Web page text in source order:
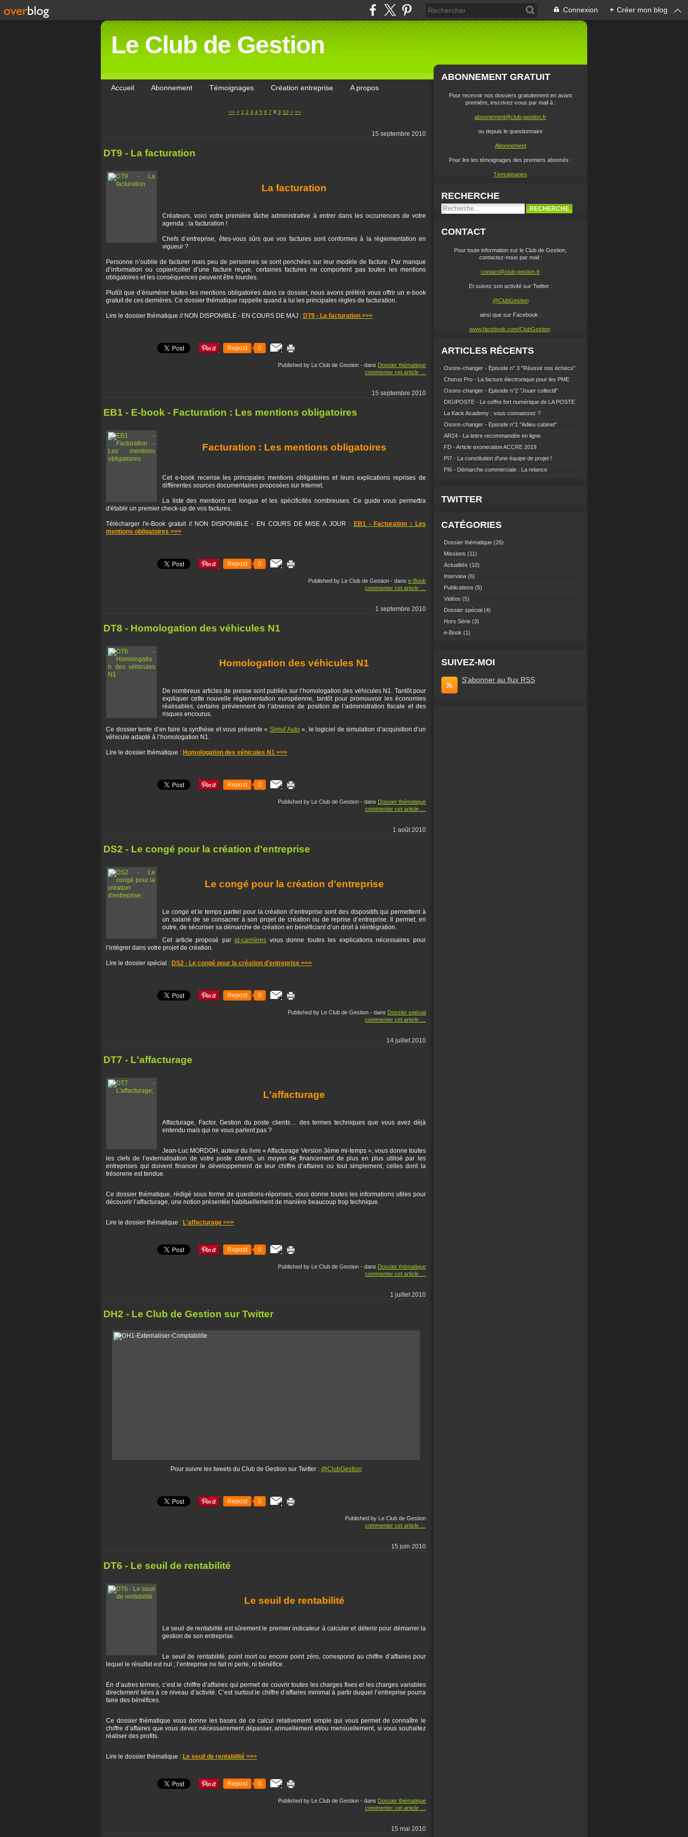
Connexion + Créer mon blog
Le Club de Gestion
Accueil Abonnement Témoignages Création entreprise A propos
<< < 1 2 3 4 5 6 7 8 9 10 > >>
15 septembre 2010
DT9 - La facturation
La facturation
Créateurs, voici votre première tâche administrative à entrer dans les occurrences de votre
agenda : la facturation !
Chefs d’entreprise, êtes-vous sûrs que vos factures sont conformes à la règlementation en
vigueur ?
Personne n’oublie de facturer mais peu de personnes se sont penchées sur leur modèle de facture. Par manque
d’information ou copier/coller d’une facture reçue, certaines factures ne comportent pas toutes les mentions
obligatoires et les conséquences peuvent être lourdes.
Plutôt que d’énumérer toutes les mentions obligatoires dans ce dossier, nous avons préféré vous offrir un e-book
gratuit de ces dernières. Ce dossier thématique rappelle quand à lui les principales règles de facturation.
Lire le dossier thématique // NON DISPONIBLE - EN COURS DE MAJ : DT9 - La facturation >>>
Repost 0
Published by Le Club de Gestion - dans Dossier thématique
commenter cet article
15 septembre 2010
EB1 - E-book - Facturation : Les mentions obligatoires
Facturation : Les mentions obligatoires
Cet e-book recense les principales mentions obligatoires et leurs explications reprises de
différentes sources documentaires proposées sur Internet.
La liste des mentions est longue et les spécificités nombreuses. Ce guide vous permettra
d'établir un premier check-up de vos factures.
Télécharger l'e-Book gratuit // NON DISPONIBLE - EN COURS DE MISE A JOUR : EB1 - Facturation : Les
mentions obligatoires >>>
Repost 0
Published by Le Club de Gestion - dans e-Book
commenter cet article
1 septembre 2010
DT8 - Homologation des véhicules N1
Homologation des véhicules N1
De nombreux articles de presse sont publiés sur l’homologation des véhicules N1. Tantôt pour
expliquer cette nouvelle règlementation européenne, tantôt pour promouvoir les économies
réalisables, certains préviennent de l’absence de position de l’administration fiscale et des
risques encourus.
Ce dossier tente d’en faire la synthèse et vous présente « Simul’Auto », le logiciel de simulation d’acquisition d’un
véhicule adapté à l’homologation N1.
Lire le dossier thématique : Homologation des véhicules N1 >>>
Repost 0
Published by Le Club de Gestion - dans Dossier thématique
commenter cet article
1 août 2010
DS2 - Le congé pour la création d'entreprise
Le congé pour la création d'entreprise
Le congé et le temps partiel pour la création d’entreprise sont des dispositifs qui permettent à
un salarié de se consacrer à son projet de création ou de reprise d’entreprise. Il permet, en
outre, de sécuriser sa démarche de création en bénéficiant d’un droit à réintégration.
Cet article proposé parid-carrières vous donne toutes les explications nécessaires pour
l’intégrer dans votre projet de création.
Lire le dossier spécial : DS2 - Le congé pour la création d'entreprise >>>
Repost 0
Published by Le Club de Gestion - dans Dossier spécial
commenter cet article
14 juillet 2010
DT7 - L'affacturage
L'affacturage
Affacturage, Factor, Gestion du poste clients… des termes techniques que vous avez déjà
entendu mais qui ne vous parlent pas ?
Jean-Luc MORDOH, auteur du livre « Affacturage Version 3ème mi-temps », vous donne toutes
les clefs de l’externalisation de votre poste clients, un moyen de financement de plus en plus utilisé par les
entreprises qui doivent financer le développement de leur chiffre d’affaires ou tout simplement, celles dont la
trésorerie est tendue.
Ce dossier thématique, rédigé sous forme de questions-réponses, vous donne toutes les informations utiles pour
découvrir l’affacturage, une notion présentée habituellement de manière beaucoup trop technique.
Lire le dossier thématique : L'affacturage >>>
Repost 0
Published by Le Club de Gestion - dans Dossier thématique
commenter cet article
1 juillet 2010
DH2 - Le Club de Gestion sur Twitter
Pour suivre les tweets du Club de Gestion sur Twitter : @ClubGestion
Repost 0
Published by Le Club de Gestion
commenter cet article
15 juin 2010
DT6 - Le seuil de rentabilité
Le seuil de rentabilité
Le seuil de rentabilité est sûrement le premier indicateur à calculer et détenir pour démarrer la
gestion de son entreprise.
Le seuil de rentabilité, point mort ou encore point zéro, correspond au chiffre d’affaires pour
lequel le résultat est nul ; l’entreprise ne fait ni perte, ni bénéfice.
En d’autres termes, c’est le chiffre d’affaires qui permet de couvrir toutes les charges fixes et les charges variables
directement liées à ce niveau d’activité. C’est surtout le chiffre d’affaires minimal à partir duquel l’entreprise pourra
faire des bénéfices.
Ce dossier thématique vous donne les bases de ce calcul relativement simple qui vous permet de connaître le
chiffre d’affaires que vous devez nécessairement dépasser, annuellement et/ou mensuellement, si vous souhaitez
réaliser des profits.
Lire le dossier thématique : Le seuil de rentabilité >>>
Repost 0
Published by Le Club de Gestion - dans Dossier thématique
commenter cet article
15 mai 2010
ABONNEMENT GRATUIT
Pour recevoir nos dossiers gratuitement en avant
première, inscrivez-vous par mail à :
abonnement@club-gestion.fr
ou depuis le questionnaire
Abonnement
Pour lire les témoignages des premiers abonnés :
Témoignages
RECHERCHE
CONTACT
Pour toute information sur le Club de Gestion,
contactez-nous par mail :
contact@club-gestion.fr
Et suivez son activité sur Twitter :
@ClubGestion
ainsi que sur Facebook :
www.facebook.com/ClubGestion
ARTICLES RÉCENTS
Osons-changer - Episode n° 3 "Réussir nos échecs"
Chorus Pro - La facture électronique pour les PME
Osons-changer - Episode n°2 "Jouer collectif"
DIGIPOSTE - Le coffre fort numérique de LA POSTE
La Kack Academy : vous connaissez ?
Osons-changer - Episode n°1 "Adieu cabinet"
AR24 - La lettre recommandée en ligne
FD - Article exoneration ACCRE 2019
PI7 - La constitution d'une équipe de projet !
PI6 - Démarche commerciale : La relance
TWITTER
CATÉGORIES
Dossier thématique (26)
Missions (11)
Actualités (10)
Interview (6)
Publications (5)
Vidéos (5)
Dossier spécial (4)
Hors Série (3)
e-Book (1)
SUIVEZ-MOI
S'abonner au flux RSS